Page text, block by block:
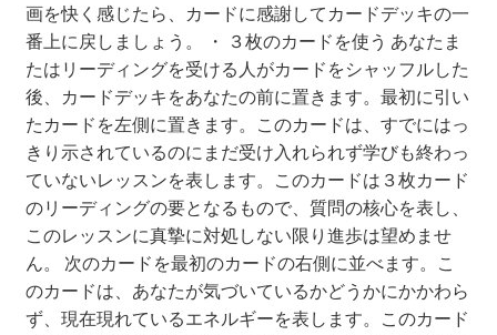
画を快く感じたら、カードに感謝してカードデッキの一
番上に戻しましょう。 ・ ３枚のカードを使う あなたま
たはリーディングを受ける人がカードをシャッフルした
後、カードデッキをあなたの前に置きます。最初に引い
たカードを左側に置きます。このカードは、すでにはっ
きり示されているのにまだ受け入れられず学びも終わっ
ていないレッスンを表します。このカードは３枚カード
のリーディングの要となるもので、質問の核心を表し、
このレッスンに真摯に対処しない限り進歩は望めませ
ん。 次のカードを最初のカードの右側に並べます。こ
のカードは、あなたが気づいているかどうかにかかわら
ず、現在現れているエネルギーを表します。このカード